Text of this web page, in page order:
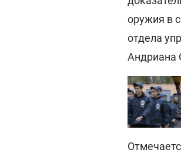
оружия в
отдела
Андриана